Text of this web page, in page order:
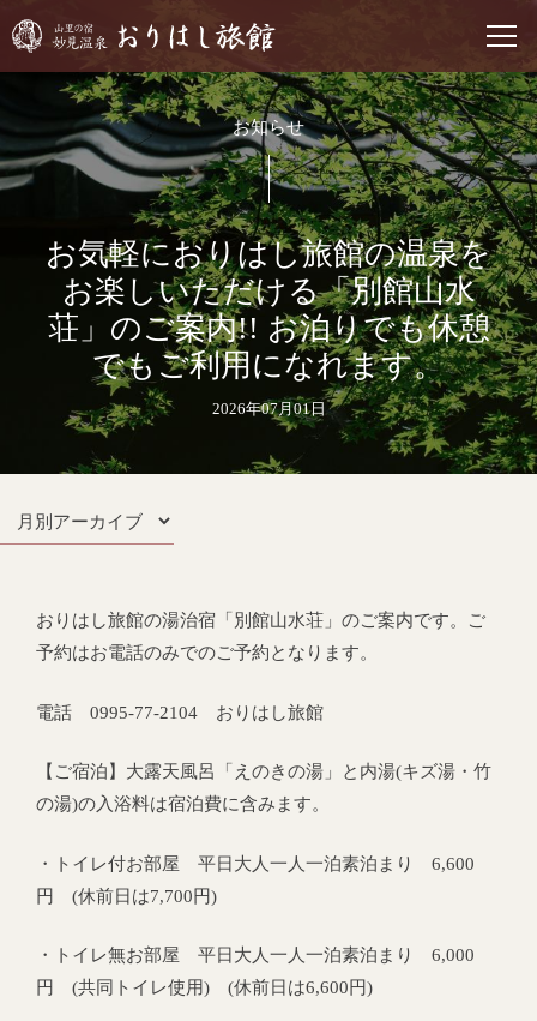
お知らせ
お気軽におりはし旅館の温泉を
お楽しいただける「別館山水
荘」のご案内!! お泊りでも休憩
でもご利用になれます。
2026年07月01日
おりはし旅館の湯治宿「別館山水荘」のご案内です。ご
予約はお電話のみでのご予約となります。
電話 0995-77-2104 おりはし旅館
【ご宿泊】大露天風呂「えのきの湯」と内湯(キズ湯・竹
の湯)の入浴料は宿泊費に含みます。
・トイレ付お部屋 平日大人一人一泊素泊まり 6,600
円 (休前日は7,700円)
・トイレ無お部屋 平日大人一人一泊素泊まり 6,000
円 (共同トイレ使用) (休前日は6,600円)